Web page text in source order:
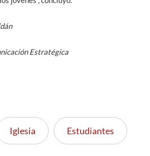
Estratégica
Iglesia Estudiantes